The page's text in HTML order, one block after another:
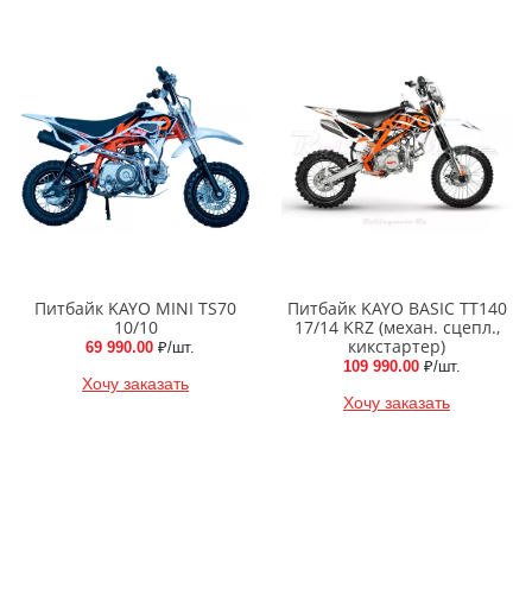
Питбайк KAYO MINI TS70
10/10
69 990.00 ₽/шт.
Хочу заказать
Питбайк KAYO BASIC TT140
17/14 KRZ (механ. сцепл.,
кикстартер)
109 990.00 ₽/шт.
Хочу заказать